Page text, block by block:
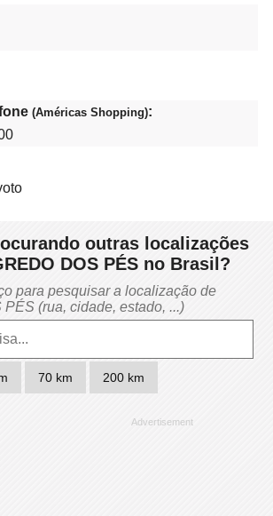
(Américas Shopping):
outras localizações
DOS PÉS no Brasil?
para pesquisar a localização de
(rua, cidade, estado, ...)
70 km 200 km